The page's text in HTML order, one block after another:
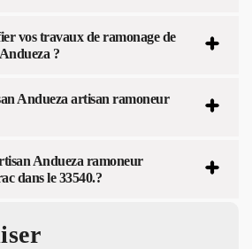
vos travaux de ramonage de
?
Andueza artisan ramoneur
Andueza ramoneur
dans le 33540.?